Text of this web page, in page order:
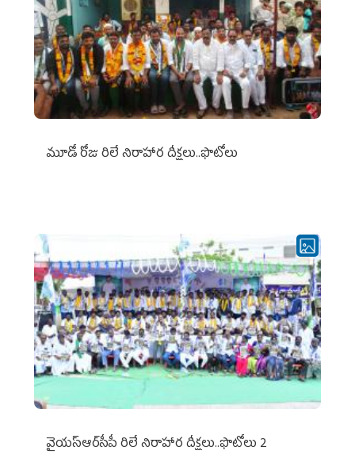
మూడో రోజు రిలే నిరాహార దీక్షలు..ఫొటోలు
వైయ‌స్ఆర్‌సీపీ రిలే నిరాహార దీక్షలు..ఫొటోలు 2